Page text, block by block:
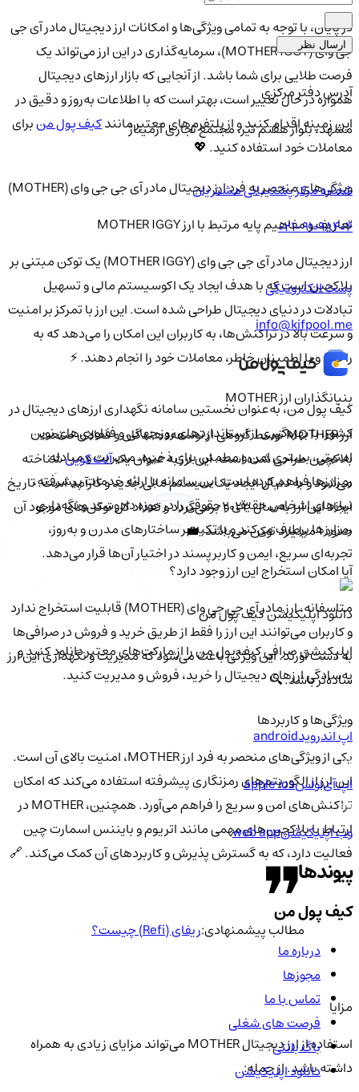
در پایان، با توجه به تمامی ویژگی‌ها و امکانات ارز دیجیتال مادر آی جی
جی وای (MOTHER IGGY)، سرمایه‌گذاری در این ارز می‌تواند یک
فرصت طلایی برای شما باشد. از آنجایی که بازار ارزهای دیجیتال
همواره در حال تغییر است، بهتر است که با اطلاعات به‌روز و دقیق در
این زمینه اقدام کنید و از پلتفرم‌های معتبر مانندکیف پول منبرای
معاملات خود استفاده کنید. 💖
ویژگی‌های منحصر به فرد ارز دیجیتال مادر آی جی جی وای (MOTHER)
تعاریف و مفاهیم پایه مرتبط با ارز MOTHER IGGY
ارز دیجیتال مادر آی جی جی وای (MOTHER IGGY) یک توکن مبتنی بر
بلاکچین است که با هدف ایجاد یک اکوسیستم مالی و تسهیل
تبادلات در دنیای دیجیتال طراحی شده است. این ارز با تمرکز بر امنیت
و سرعت بالا در تراکنش‌ها، به کاربران این امکان را می‌دهد که به
راحتی و با اطمینان خاطر، معاملات خود را انجام دهند. ⚡️
بنیانگذاران ارز MOTHER
ارز MOTHER توسط گروهی از توسعه‌دهندگان و فعالان صنعت
بلاکچین طراحی شده است. این ارز به عنوان یکآلت کوینشناخته
می‌شود و به دنبال ایجاد یک سیستم مالی جدید و کارآمد است. تاریخ
ایجاد این ارز به سال 2023 برمی‌گردد و تعداد کل توکن‌های موجود آن
حدود 1 میلیارد توکن می‌باشد. 💼
آیا امکان استخراج این ارز وجود دارد؟
متاسفانه، ارز مادر آی جی جی وای (MOTHER) قابلیت استخراج ندارد
و کاربران می‌توانند این ارز را فقط از طریق خرید و فروش در صرافی‌ها
به دست آورند. این ویژگی باعث می‌شود که مدیریت و نگهداری این ارز
ساده‌تر باشد. 🔍
ویژگی‌ها و کاربردها
یکی از ویژگی‌های منحصر به فرد ارز MOTHER، امنیت بالای آن است.
این ارز از الگوریتم‌های رمزنگاری پیشرفته استفاده می‌کند که امکان
تراکنش‌های امن و سریع را فراهم می‌آورد. همچنین، MOTHER در
ارتباط با بلاکچین‌های مهمی مانند اتریوم و بایننس اسمارت چین
فعالیت دارد، که به گسترش پذیرش و کاربردهای آن کمک می‌کند. 🔗
مطالب پیشمنهادی:ریفای (Refi) چیست؟
مزایا
استفاده از ارز دیجیتال MOTHER می‌تواند مزایای زیادی به همراه
داشته باشد. از جمله:
ارسال نظر
آدرس دفتر مرکزی
مشهد، بلوار هفتم تیر، مجتمع تجاری آرمیتاژ
شماره مرکز پشتیبانی مشتریان
021-91098404
پست الکترونیکی
info@kifpool.me
کیف‌ پول من، به‌عنوان نخستین سامانه نگهداری ارزهای دیجیتال در
کشور، با بهره‌گیری از استانداردهای روز جهانی و فناوری‌های نوین
امنیتی، بستری امن و مطمئن برای ذخیره، مدیریت و مبادله
رمزارزها فراهم کرده است. این سامانه با ارائه خدمات پیشرفته،
نیازهای اشخاص حقیقی و حقوقی را در حوزه دادوستد و نگه‌داری
رمزارزها برطرف می‌کند و با تکیه بر ساختارهای مدرن و به‌روز،
تجربه‌ای سریع، ایمن و کاربرپسند در اختیار آن‌ها قرار می‌دهد.
دانلود اپلیکیشن کیف‌ پول من
اپلیکیشن صرافی کیف پول من را از مارکت‌های معتبر دانلود کنید و
به‌سادگی ارزهای دیجیتال را خرید، فروش و مدیریت کنید.
اپ اندرویدandroid
اپ آی‌او‌اسapple ios
وب اپلیکیشنweb app
پیوندها
کیف پول من
درباره ما
مجوزها
تماس با ما
فرصت های شغلی
باگ بانتی
دانلود اپلیکیشن